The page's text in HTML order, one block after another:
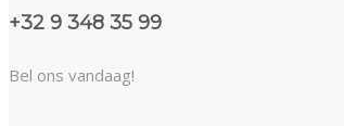
+32 9 348 35 99
Bel ons vandaag!